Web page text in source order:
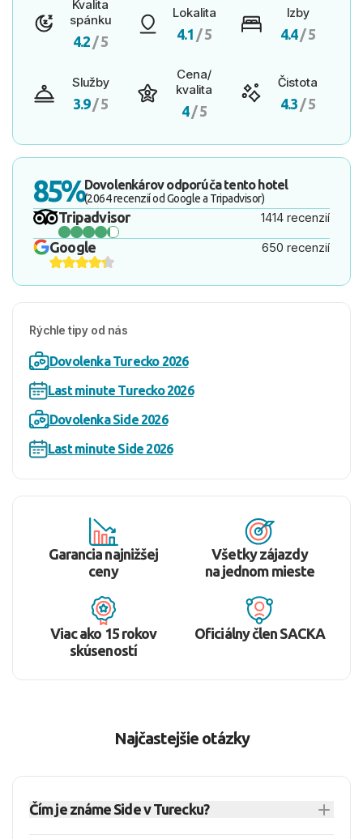
Kvalita
spánku
4.2 / 5
Lokalita
4.1 / 5
Izby
4.4/ 5
Služby
3.9/ 5
Cena/
kvalita
4/ 5
Čistota
4.3 / 5
85%Dovolenkárov odporúča tento hotel
(2064 recenzií od Google a Tripadvisor)
Tripadvisor 1414 recenzií
Google 650 recenzií
Rýchle tipy od nás
Dovolenka Turecko 2026
Last minute Turecko 2026
Dovolenka Side 2026
Last minute Side 2026
Garancia najnižšej
ceny
Všetky zájazdy
na jednom mieste
Viac ako 15 rokov
skúseností
Oficiálny člen SACKA
Najčastejšie otázky
Čím je známe Side v Turecku?